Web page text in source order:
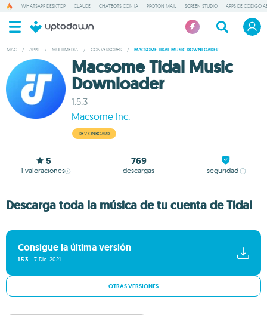
WHATSAPP DESKTOP CLAUDE CHATBOTS CON IA PROTON MAIL SCREEN STUDIO APPS DE CÓDIGO
MAC / APPS / MULTIMEDIA / CONVERSORES / MACSOME TIDAL MUSIC DOWNLOADER
Macsome Tidal Music
Downloader
1.5.3
Macsome Inc.
DEV ONBOARD
5
1 valoraciones
769
descargas seguridad
Descarga toda la música de tu cuenta de Tidal
Consigue la última versión
1.5.3 7 Dic. 2021
OTRAS VERSIONES